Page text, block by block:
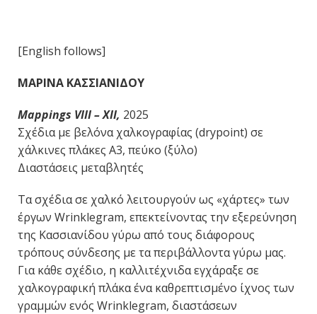
[English follows]
ΜΑΡΙΝΑ ΚΑΣΣΙΑΝΙΔΟΥ
Mappings VIII–XII, 2025
Σχέδια με βελόνα χαλκογραφίας (drypoint) σε
χάλκινες πλάκες Α3, πεύκο (ξύλο)
Διαστάσεις μεταβλητές
Τα σχέδια σε χαλκό λειτουργούν ως «χάρτες» των
έργων Wrinklegram, επεκτείνοντας την εξερεύνηση
της Κασσιανίδου γύρω από τους διάφορους
τρόπους σύνδεσης με τα περιβάλλοντα γύρω μας.
Για κάθε σχέδιο, η καλλιτέχνιδα εγχάραξε σε
χαλκογραφική πλάκα ένα καθρεπτισμένο ίχνος των
γραμμών ενός Wrinklegram, διαστάσεων